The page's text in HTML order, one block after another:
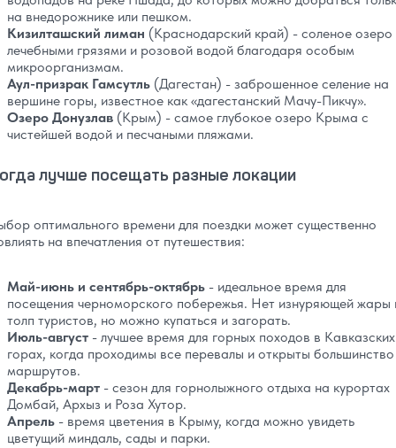
на внедорожнике или пешком.
Кизилташский лиман (Краснодарский край) - соленое озеро
лечебными грязями и розовой водой благодаря особым
микроорганизмам.
Аул-призрак Гамсутль (Дагестан) - заброшенное селение на
вершине горы, известное как «дагестанский Мачу-Пикчу».
Озеро Донузлав (Крым) - самое глубокое озеро Крыма с
чистейшей водой и песчаными пляжами.
лучше посещать разные локации
оптимального времени для поездки может существенно
на впечатления от путешествия:
Май-июнь и сентябрь-октябрь - идеальное время для
посещения черноморского побережья. Нет изнуряющей жары
толп туристов, но можно купаться и загорать.
Июль-август - лучшее время для горных походов в Кавказских
горах, когда проходимы все перевалы и открыты большинство
маршрутов.
Декабрь-март - сезон для горнолыжного отдыха на курортах
Домбай, Архыз и Роза Хутор.
Апрель - время цветения в Крыму, когда можно увидеть
цветущий миндаль, сады и парки.